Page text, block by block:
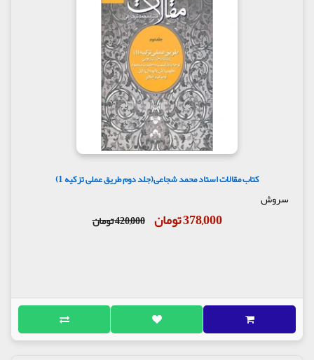
کتاب مقالات استاد محمد شجاعی(جلد دوم طریق عملی تزکیه 1)
سروش
378,000 تومان 420,000 تومان